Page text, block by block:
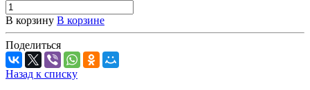
В корзину В корзине
Поделиться
Назад к списку